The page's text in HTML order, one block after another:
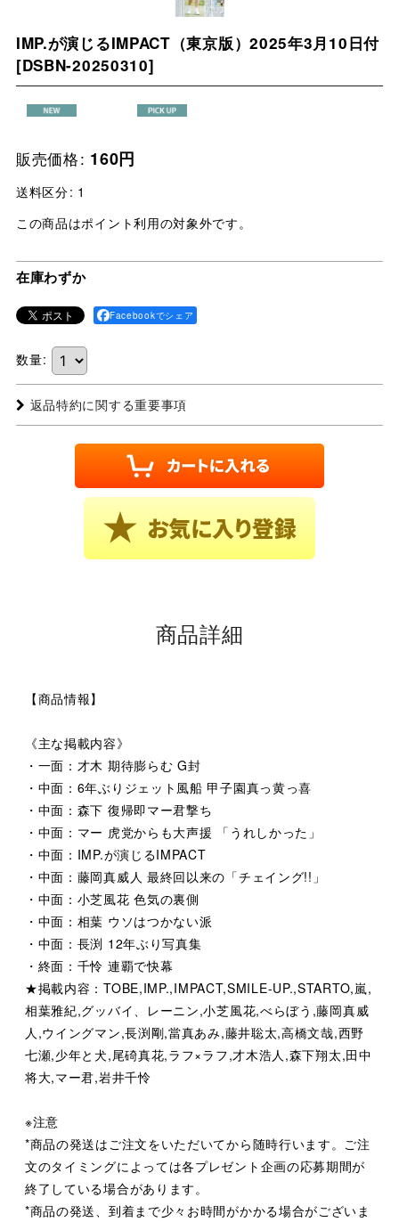
IMP.が演じるIMPACT（東京版）2025年3月10日付
[DSBN-20250310]
販売価格: 160円
送料区分: 1
この商品はポイント利用の対象外です。
在庫わずか
Facebookでシェア
数量:
返品特約に関する重要事項
商品詳細
【商品情報】
《主な掲載内容》
・一面：才木 期待膨らむ G封
・中面：6年ぶりジェット風船 甲子園真っ黄っ喜
・中面：森下 復帰即マー君撃ち
・中面：マー 虎党からも大声援 「うれしかった」
・中面：IMP.が演じるIMPACT
・中面：藤岡真威人 最終回以来の「チェイング!!」
・中面：小芝風花 色気の裏側
・中面：相葉 ウソはつかない派
・中面：長渕 12年ぶり写真集
・終面：千怜 連覇で快幕
★掲載内容：TOBE,IMP.,IMPACT,SMILE-UP.,STARTO,嵐,
相葉雅紀,グッバイ、レーニン,小芝風花,べらぼう,藤岡真威
人,ウイングマン,長渕剛,當真あみ,藤井聡太,高橋文哉,西野
七瀬,少年と犬,尾碕真花,ラフ×ラフ,才木浩人,森下翔太,田中
将大,マー君,岩井千怜
※注意
*商品の発送はご注文をいただいてから随時行います。ご注
文のタイミングによっては各プレゼント企画の応募期間が
終了している場合があります。
*商品の発送、到着まで少々お時間がかかる場合がございま